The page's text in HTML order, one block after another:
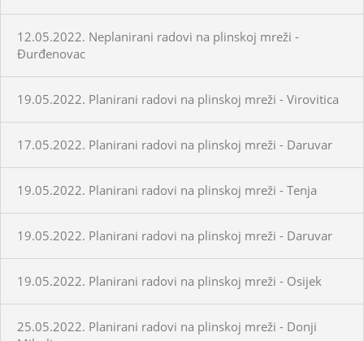
12.05.2022. Neplanirani radovi na plinskoj mreži -
Đurđenovac
19.05.2022. Planirani radovi na plinskoj mreži - Virovitica
17.05.2022. Planirani radovi na plinskoj mreži - Daruvar
19.05.2022. Planirani radovi na plinskoj mreži - Tenja
19.05.2022. Planirani radovi na plinskoj mreži - Daruvar
19.05.2022. Planirani radovi na plinskoj mreži - Osijek
25.05.2022. Planirani radovi na plinskoj mreži - Donji